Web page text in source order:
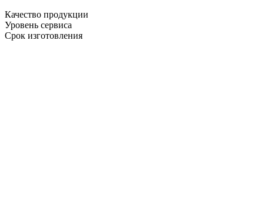
Качество продукции
Уровень сервиса
Срок изготовления